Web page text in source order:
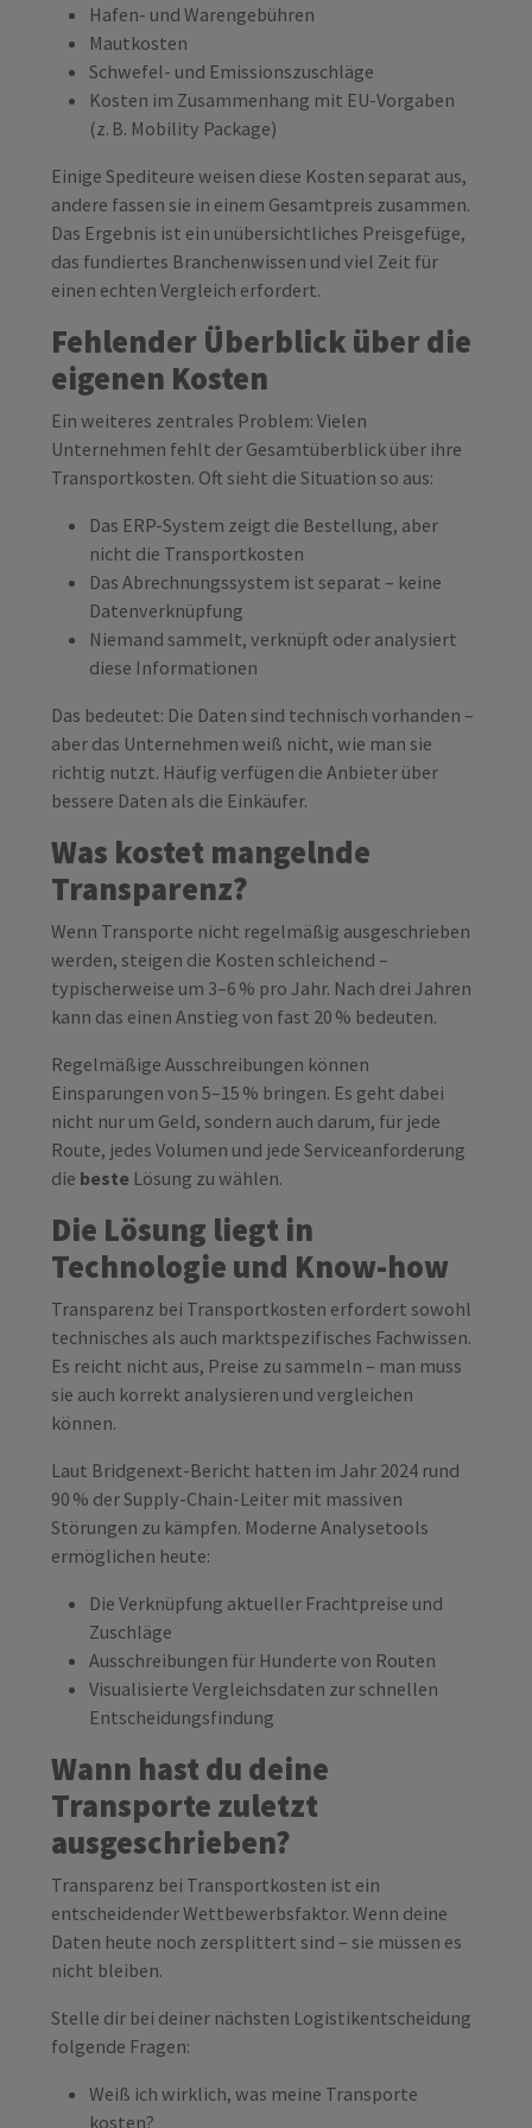
Hafen- und Warengebühren
Mautkosten
Schwefel- und Emissionszuschläge
Kosten im Zusammenhang mit EU-Vorgaben
(z. B. Mobility Package)
Einige Spediteure weisen diese Kosten separat aus,
andere fassen sie in einem Gesamtpreis zusammen.
Das Ergebnis ist ein unübersichtliches Preisgefüge,
das fundiertes Branchenwissen und viel Zeit für
einen echten Vergleich erfordert.
Fehlender Überblick über die
eigenen Kosten
Ein weiteres zentrales Problem: Vielen
Unternehmen fehlt der Gesamtüberblick über ihre
Transportkosten. Oft sieht die Situation so aus:
Das ERP-System zeigt die Bestellung, aber
nicht die Transportkosten
Das Abrechnungssystem ist separat – keine
Datenverknüpfung
Niemand sammelt, verknüpft oder analysiert
diese Informationen
Das bedeutet: Die Daten sind technisch vorhanden –
aber das Unternehmen weiß nicht, wie man sie
richtig nutzt. Häufig verfügen die Anbieter über
bessere Daten als die Einkäufer.
Was kostet mangelnde
Transparenz?
Wenn Transporte nicht regelmäßig ausgeschrieben
werden, steigen die Kosten schleichend –
typischerweise um 3–6 % pro Jahr. Nach drei Jahren
kann das einen Anstieg von fast 20 % bedeuten.
Regelmäßige Ausschreibungen können
Einsparungen von 5–15 % bringen. Es geht dabei
nicht nur um Geld, sondern auch darum, für jede
Route, jedes Volumen und jede Serviceanforderung
die beste Lösung zu wählen.
Die Lösung liegt in
Technologie und Know-how
Transparenz bei Transportkosten erfordert sowohl
technisches als auch marktspezifisches Fachwissen.
Es reicht nicht aus, Preise zu sammeln – man muss
sie auch korrekt analysieren und vergleichen
können.
Laut Bridgenext-Bericht hatten im Jahr 2024 rund
90 % der Supply-Chain-Leiter mit massiven
Störungen zu kämpfen. Moderne Analysetools
ermöglichen heute:
Die Verknüpfung aktueller Frachtpreise und
Zuschläge
Ausschreibungen für Hunderte von Routen
Visualisierte Vergleichsdaten zur schnellen
Entscheidungsfindung
Wann hast du deine
Transporte zuletzt
ausgeschrieben?
Transparenz bei Transportkosten ist ein
entscheidender Wettbewerbsfaktor. Wenn deine
Daten heute noch zersplittert sind – sie müssen es
nicht bleiben.
Stelle dir bei deiner nächsten Logistikentscheidung
folgende Fragen:
Weiß ich wirklich, was meine Transporte
kosten?